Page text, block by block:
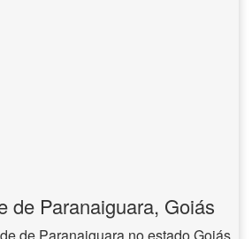
de Paranaiguara, Goiás